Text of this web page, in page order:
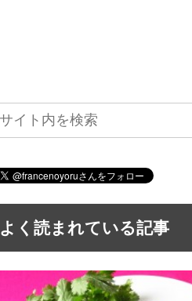
よく読まれている記事